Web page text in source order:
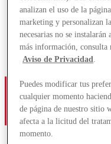
analizan el uso de la
marketing y personalizan
necesarias no se instalarán
más información, consulta
Aviso de Privacidad.
Puedes modificar tus
cualquier momento
de página de nuestro sitio
afecta a la licitud del
momento.